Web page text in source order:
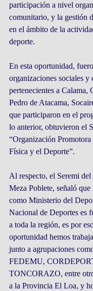
participación a nivel
comunitario, y la gestión
en el ámbito de la
deporte.
En esta oportunidad,
organizaciones sociales y
pertenecientes a Calama,
Pedro de Atacama,
que participaron en el
lo anterior, obtuvieron el
“Organización
Física y el Deporte”.
Al respecto, el Seremi
Meza Poblete, señaló que
como Ministerio del
Nacional de Deportes es
a toda la región, es por
oportunidad hemos
junto a agrupaciones
FEDEMU,
TONCORAZO, entre
a la Provincia El Loa, y